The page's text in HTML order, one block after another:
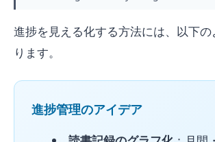
進捗を見える化する方法には、以下
ります。
進捗管理のアイデア